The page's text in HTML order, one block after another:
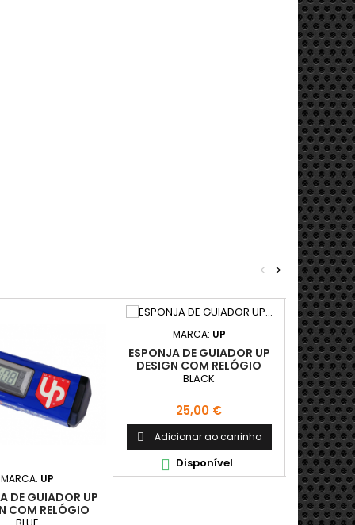
>
<
MARCA: UP
DE GUIADOR UP
COM RELÓGIO
MARCA: UP
ESPONJA DE GUIADOR UP
DESIGN COM RELÓGIO
INTEGRADO PRETO
BLACK
Preço
25,00 €
 Adicionar ao carrinho
 Disponível
ESPONJA
DESIGN

